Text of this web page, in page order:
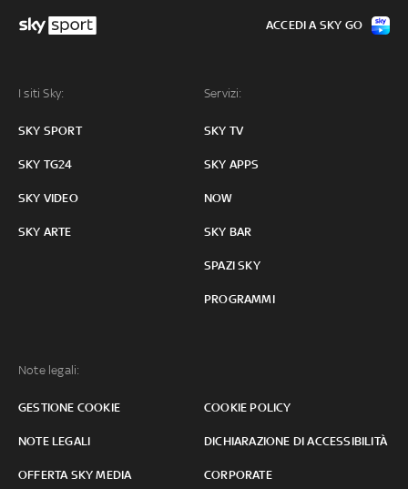
I siti Sky:
SKY SPORT
SKY TG24
SKY VIDEO
SKY ARTE
Servizi:
SKY TV
SKY APPS
NOW
SKY BAR
SPAZI SKY
PROGRAMMI
Note legali:
GESTIONE COOKIE COOKIE POLICY
NOTE LEGALI DICHIARAZIONE DI ACCESSIBILITÀ
OFFERTA SKY MEDIA CORPORATE
ACCEDI A SKY GO